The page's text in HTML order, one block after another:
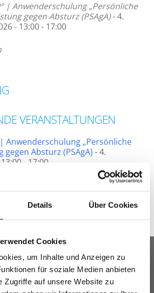
Details Über Cookies
Cookies
um Inhalte und Anzeigen zu
für soziale Medien anbieten
Zugriffe auf unsere Website zu
| Anwenderschulung „Persönliche
gegen Absturz (PSAgA)- 4.
- 13:00 - 17:00
VERANSTALTUNGEN
| Anwenderschulung „Persönliche
Absturz (PSAgA) - 4.
- 17:00
GREIFF FLOW
und Casualkleidung für Teams –
Anschrift